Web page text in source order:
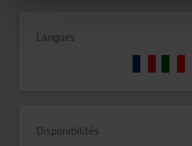
Langues
Disponibilités